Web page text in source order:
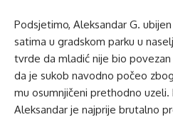
Podsjetimo, Aleksandar G.
satima u gradskom parku u
tvrde da mladić nije bio
da je sukob navodno počeo
mu osumnjičeni prethodno
Aleksandar je najprije brutalno